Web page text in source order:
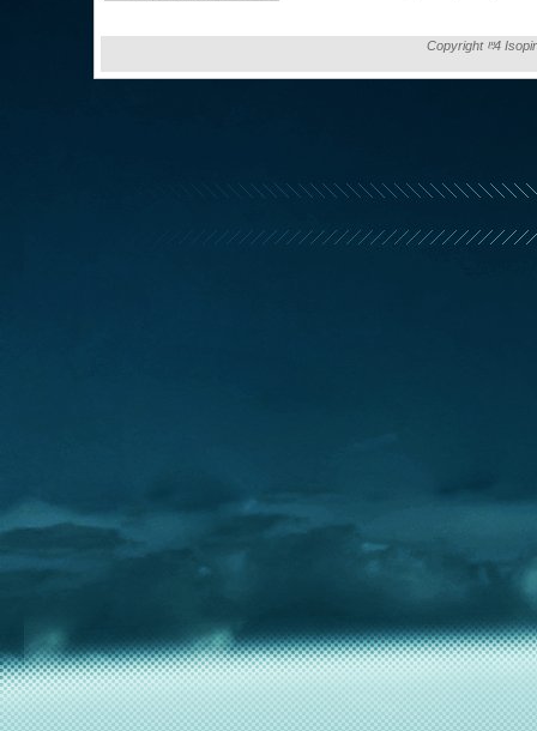
Copyright ⰱ4